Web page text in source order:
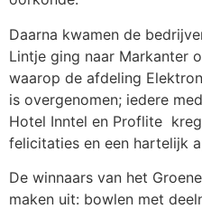
Daarna kwamen de
Lintje ging naar Markanter
waarop de afdeling
is overgenomen; iedere
Hotel Inntel en Proflite
felicitaties en een hartelijk
De winnaars van het
maken uit: bowlen met